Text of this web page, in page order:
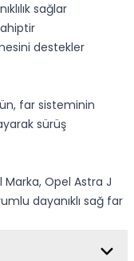
sağlar
destekler
far sisteminin
sürüş
Marka, Opel Astra J
dayanıklı sağ far